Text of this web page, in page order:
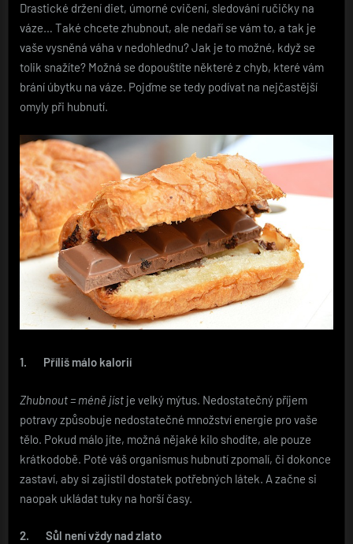
Drastické držení diet, úmorné cvičení, sledování ručičky na
váze… Také chcete zhubnout, ale nedaří se vám to, a tak je
vaše vysněná váha v nedohlednu? Jak je to možné, když se
tolik snažíte? Možná se dopouštíte některé z chyb, které vám
brání úbytku na váze. Pojďme se tedy podívat na nejčastější
omyly při hubnutí.
1. Příliš málo kalorií
Zhubnout = méně jíst je velký mýtus. Nedostatečný příjem
potravy způsobuje nedostatečné množství energie pro vaše
tělo. Pokud málo jíte, možná nějaké kilo shodíte, ale pouze
krátkodobě. Poté váš organismus hubnutí zpomalí, či dokonce
zastaví, aby si zajistil dostatek potřebných látek. A začne si
naopak ukládat tuky na horší časy.
2. Sůl není vždy nad zlato